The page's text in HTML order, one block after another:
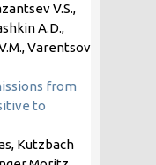
V.S.,
A.D.,
Varentsov
from
to
Kutzbach